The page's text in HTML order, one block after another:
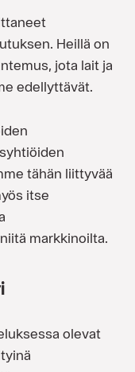
Heillä on
jota lait ja
edellyttävät.
tähän liittyvää
itse
markkinoilta.
olevat